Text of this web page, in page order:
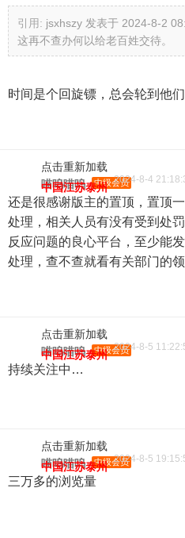
引用: jsxhszy 发表于 2024-8-2
这再不查办何以给老百姓交待。
时间是个回旋镖，总会轮到他们
点击重新加载
喵呜喵呜 中级会员2024-8-4
中国江苏泰州
还是很感谢版主的置顶，置顶
处理，相关人员有没有受到处
反应问题的良心平台，至少能
处理，查不查就看有关部门的
点击重新加载
喵呜喵呜 中级会员2024-8-5
中国江苏泰州
持续关注中…
点击重新加载
喵呜喵呜 中级会员2024-8-5
中国江苏泰州
三万多的浏览量